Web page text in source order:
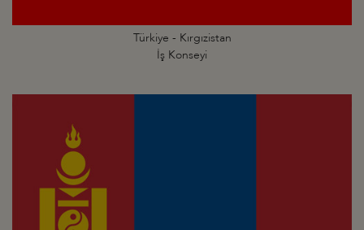
Türkiye - Kırgızistan
İş Konseyi